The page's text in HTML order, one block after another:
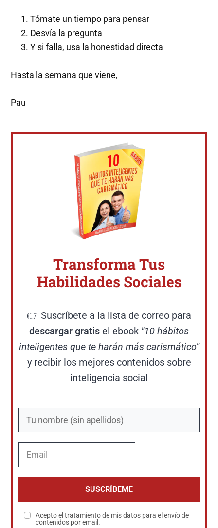
Tómate un tiempo para pensar
Desvía la pregunta
Y si falla, usa la honestidad directa
Hasta la semana que viene,
Pau
Transforma Tus
Habilidades Sociales
👉 Suscríbete a la lista de correo para
descargar gratis el ebook "10 hábitos
inteligentes que te harán más carismático"
y recibir los mejores contenidos sobre
inteligencia social
SUSCRÍBEME
Acepto el tratamiento de mis datos para el envío de
contenidos por email.